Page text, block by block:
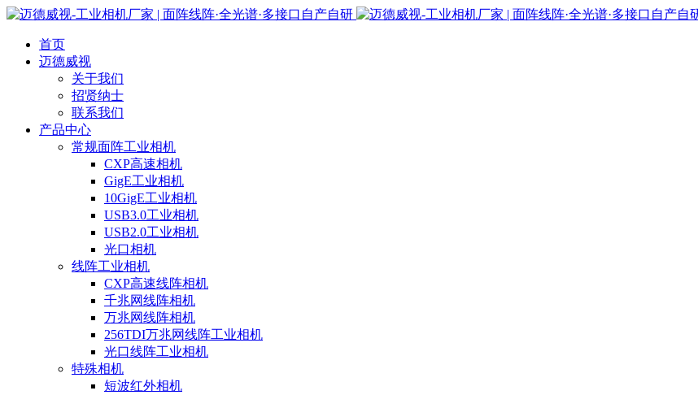
首页
迈德威视
关于我们
招贤纳士
联系我们
产品中心
常规面阵工业相机
CXP高速相机
GigE工业相机
10GigE工业相机
USB3.0工业相机
USB2.0工业相机
光口相机
线阵工业相机
CXP高速线阵相机
千兆网线阵相机
万兆网线阵相机
256TDI万兆网线阵工业相机
光口线阵工业相机
特殊相机
短波红外相机